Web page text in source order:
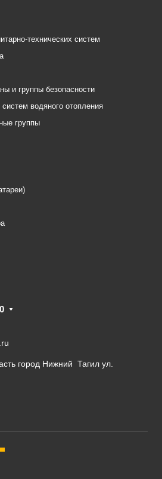
технических систем
и группы безопасности
водяного отопления
группы
город Нижний Тагил ул.